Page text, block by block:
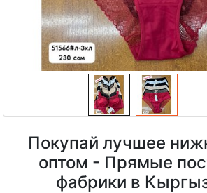
Покупай лучшее
оптом - Прямые
фабрики в